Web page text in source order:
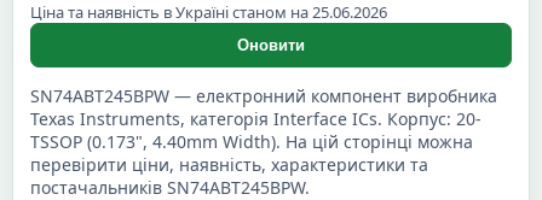
Ціна та наявність в Україні станом на 25.06.2026
Оновити
SN74ABT245BPW — електронний компонент виробника
Texas Instruments, категорія Interface ICs. Корпус: 20-
TSSOP (0.173", 4.40mm Width). На цій сторінці можна
перевірити ціни, наявність, характеристики та
постачальників SN74ABT245BPW.